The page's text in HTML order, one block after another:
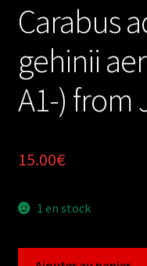
Carabus
gehinii
A1-) from
15.00€
1 en stock